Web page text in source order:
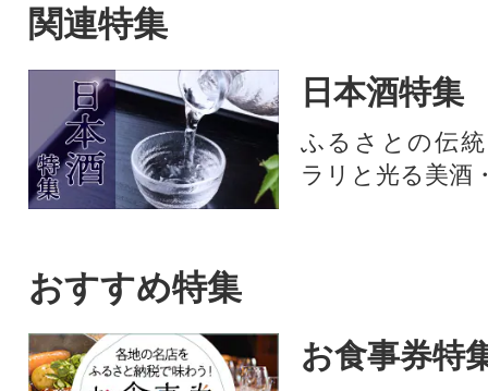
醸 純米吟醸 の3本でこの寄付
額 圧倒的 人気 おすすめ 飲み
比べ 日本酒 セット 酒 お酒 日
本酒 お取り寄せ 通販 送料無料
ふるさと納税 ]
関連特集
日本酒特集
ふるさとの伝
ラリと光る美酒
おすすめ特集
お食事券特